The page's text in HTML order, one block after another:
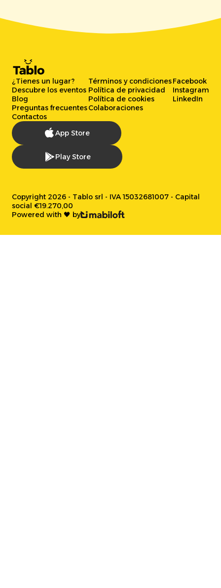
¿Tienes un lugar?
Descubre los eventos
Blog
Preguntas frecuentes
Contactos
Términos y condiciones
Política de privacidad
Política de cookies
Colaboraciones
Facebook
Instagram
LinkedIn
App Store
Play Store
Copyright 2026 - Tablo srl - IVA 15032681007 - Capital
social €19.270,00
Powered with 🖤 by